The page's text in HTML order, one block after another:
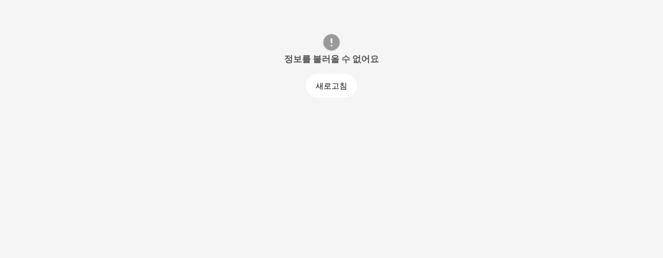
정보를 불러올 수 없어요
새로고침